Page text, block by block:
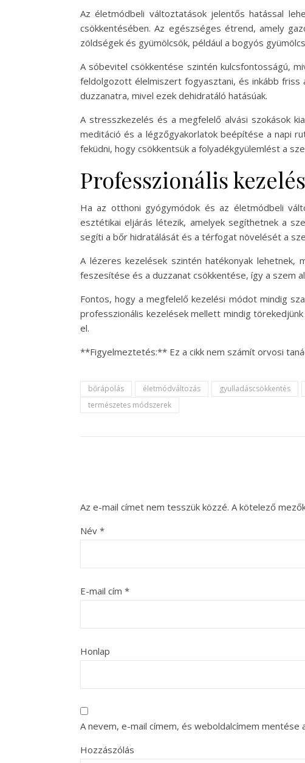
Az életmódbeli változtatások jelentős hatással
csökkentésében. Az egészséges étrend, amely
zöldségek és gyümölcsök, például a bogyós
A sóbevitel csökkentése szintén kulcsfontosságú,
feldolgozott élelmiszert fogyasztani, és inkább friss
duzzanatra, mivel ezek dehidratáló hatásúak.
A stresszkezelés és a megfelelő alvási szokások
meditáció és a légzőgyakorlatok beépítése a napi
feküdni, hogy csökkentsük a folyadékgyülemlést a
Professzionális
Ha az otthoni gyógymódok és az életmódbeli
esztétikai eljárás létezik, amelyek segíthetnek a
segíti a bőr hidratálását és a térfogat növelését a
A lézeres kezelések szintén hatékonyak
feszesítése és a duzzanat csökkentése, így a szem
Fontos, hogy a megfelelő kezelési módot mindig
professzionális kezelések mellett mindig
el.
**Figyelmeztetés:** Ez a cikk nem számít orvosi
bőrápolás életmódváltozás gyulladáscsökkentés
természetes módszerek
Az e-mail címet nem tesszük közzé. A kötelező
Név *
E-mail cím *
Honlap
A nevem, e-mail címem, és weboldalcímem
Hozzászólás